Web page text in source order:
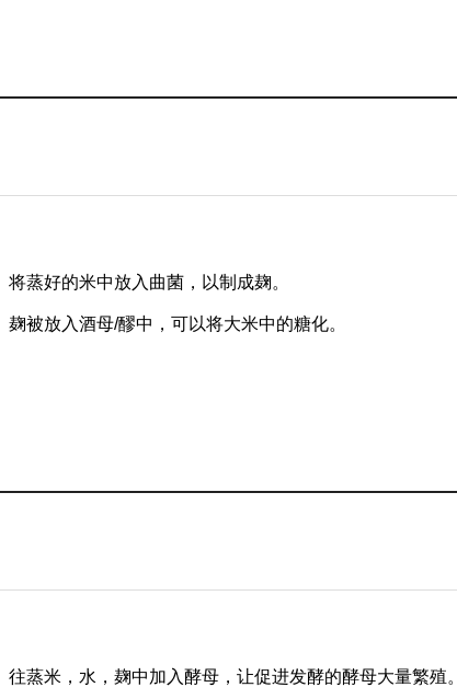
将蒸好的米中放入曲菌，以制成麹。
麹被放入酒母/醪中，可以将大米中的糖化。
往蒸米，水，麹中加入酵母，让促进发酵的酵母大量繁殖。